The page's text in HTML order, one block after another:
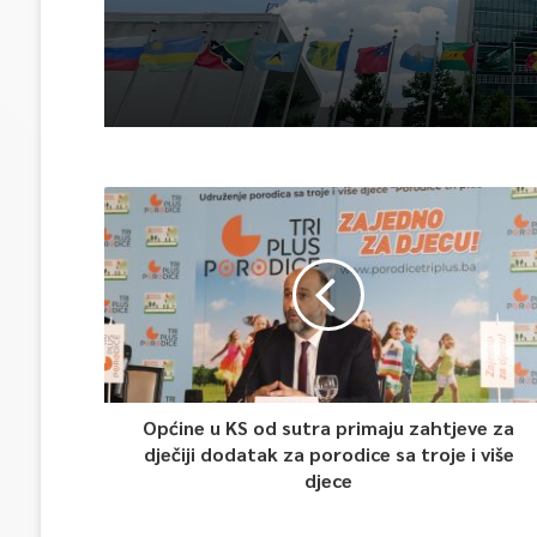
Općine u KS od sutra primaju zahtjeve za
dječiji dodatak za porodice sa troje i više
djece